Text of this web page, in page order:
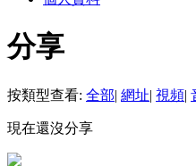
分享
按類型查看: 全部| 網址| 視頻|
現在還沒分享